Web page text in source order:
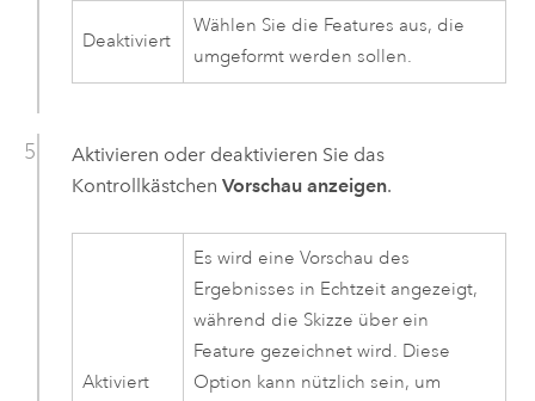
Deaktiviert
Wählen Sie die Features aus, die
umgeformt werden sollen.
Aktivieren oder deaktivieren Sie das
Kontrollkästchen Vorschau anzeigen.
Aktiviert
Es wird eine Vorschau des
Ergebnisses in Echtzeit angezeigt,
während die Skizze über ein
Feature gezeichnet wird. Diese
Option kann nützlich sein, um